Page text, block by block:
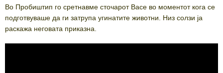
Во Пробиштип го сретнавме сточарот Васе во моментот кога се
подготвуваше да ги затрупа угинатите животни. Низ солзи ја
раскажа неговата приказна.